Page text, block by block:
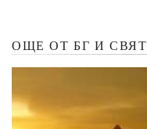
ОЩЕ ОТ БГ И СВЯТ